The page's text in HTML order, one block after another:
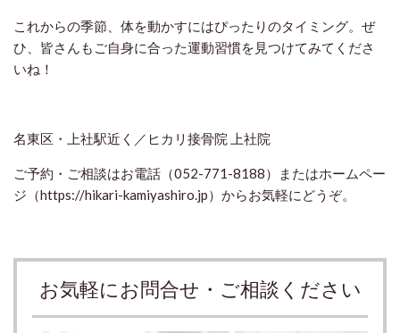
これからの季節、体を動かすにはぴったりのタイミング。ぜ
ひ、皆さんもご自身に合った運動習慣を見つけてみてくださ
いね！
名東区・上社駅近く／ヒカリ接骨院 上社院
ご予約・ご相談はお電話（052-771-8188）またはホームペー
ジ（https://hikari-kamiyashiro.jp）からお気軽にどうぞ。
お気軽にお問合せ・ご相談ください